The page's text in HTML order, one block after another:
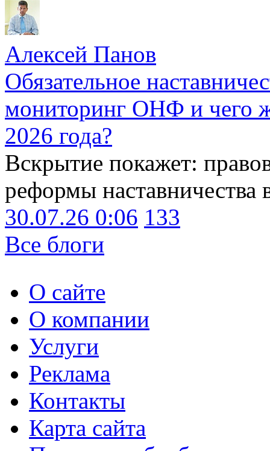
Алексей Панов
Обязательное
мониторинг ОНФ и чего
2026 года?
Вскрытие покажет:
реформы наставничества
30.07.26 0:06 133
Все блоги
О сайте
О компании
Услуги
Реклама
Контакты
Карта сайта